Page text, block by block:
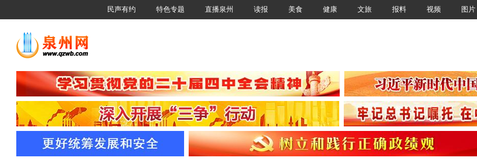
民声有约 特色专题 直播泉州 读报 美食 健康 文旅 报料 视频 图片